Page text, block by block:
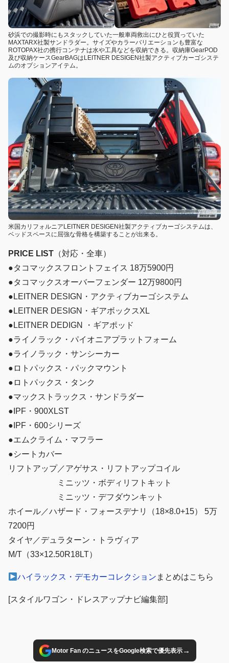
砂浜での撮影時にもスタックしていた一般車両救出にひと役買っていた
MAXTARX社製サンドラダー。サイズやカラーバリエーションも豊富な
ROTOPAX社の携行コンテナは水や工具などを収納できる。収納庫GearPOD
及び収納ケースGearBAGはLEITNER DESIGEN社製アクティブカーゴシステ
ムのオプションアイテム。
米国カリフォルニアLEITNER DESIGEN社製アクティブカーゴシステムは、
ベッドスペースに屈強な骨格を構築することが出来る。
PRICE LIST （対応・全車）
●タコマックスフロントフェイス 18万5900円
●タコマックスオーバーフェンダー 12万9800円
●LEITNER DESIGN・アクティブカーゴシステム
●LEITNER DESIGN・ギアボックスXL
●LEITNER DEDIGN ・ギアポッド
●ライノラック・パイオニアプラットフォーム
●ライノラック・サンシーカー
●ロトパックス・パックマウント
●ロトパックス・タンク
●マックストラックス・サンドラダー
●IPF・900XLST
●IPF・600シリーズ
●エムクライム・マフラー
●シートカバー
リフトアップ／アゲサス・リフトアップコイル
ミニッツ・ボディリフトキット
ミニッツ・デフダウンキット
ホイール／ハザード・フォースデナリ（18×8.0+15） 5万
7200円
タイヤ／デュラターン・トラヴィア
M/T（33×12.50R18LT）
ハイラックス・デモカーコレクション まとめはこちら
[スタイルワゴン・ドレスアップナビ編集部]
Motor Fan のニュースをGoogle検索で優先表示→